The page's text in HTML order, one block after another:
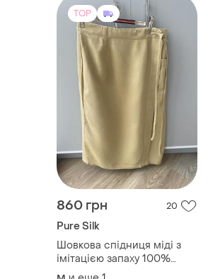
TOP
860 грн 20
Pure Silk
Шовкова спідниця міді з
імітацією запаху 100%
шовк натуральний, розмір